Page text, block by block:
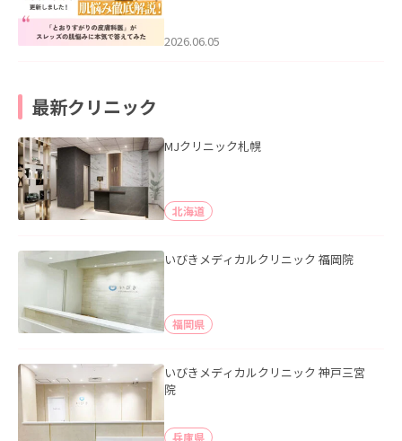
2026.06.05
最新クリニック
MJクリニック札幌
北海道
いびきメディカルクリニック 福岡院
福岡県
いびきメディカルクリニック 神戸三宮
院
兵庫県